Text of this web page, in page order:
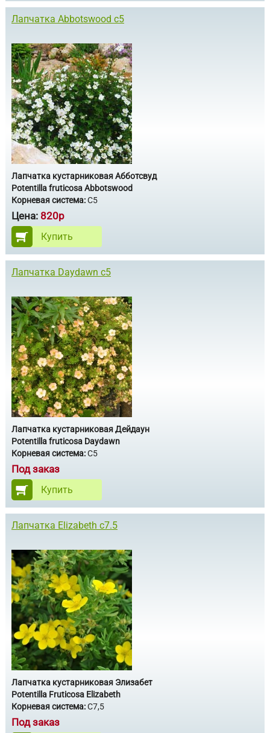
Лапчатка Аbbotswood c5
Лапчатка кустарниковая Абботсвуд
Potentilla fruticosa Аbbotswood
Корневая система:C5
Цена: 820р
Купить
Лапчатка Daydawn c5
Лапчатка кустарниковая Дейдаун
Potentilla fruticosa Daydawn
Корневая система:С5
Под заказ
Купить
Лапчатка Elizabeth c7.5
Лапчатка кустарниковая Элизабет
Potentilla Fruticosa Elizabeth
Корневая система:C7,5
Под заказ